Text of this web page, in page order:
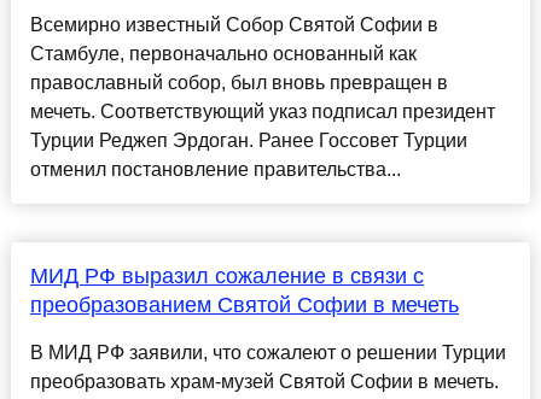
Всемирно известный Собор Святой Софии в
Стамбуле, первоначально основанный как
православный собор, был вновь превращен в
мечеть. Соответствующий указ подписал президент
Турции Реджеп Эрдоган. Ранее Госсовет Турции
отменил постановление правительства...
МИД РФ выразил сожаление в связи с
преобразованием Святой Софии в мечеть
В МИД РФ заявили, что сожалеют о решении Турции
преобразовать храм-музей Святой Софии в мечеть.